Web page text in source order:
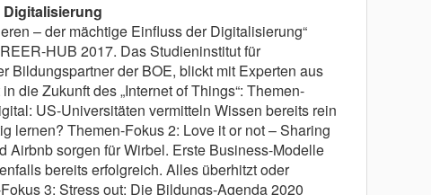
Digitalisierung
– der mächtige Einfluss der Digitalisierung“
HUB 2017. Das Studieninstitut für
Bildungspartner der BOE, blickt mit Experten aus
die Zukunft des „Internet of Things“: Themen-
US-Universitäten vermitteln Wissen bereits rein
lernen? Themen-Fokus 2: Love it or not – Sharing
Airbnb sorgen für Wirbel. Erste Business-Modelle
bereits erfolgreich. Alles überhitzt oder
3: Stress out: Die Bildungs-Agenda 2020